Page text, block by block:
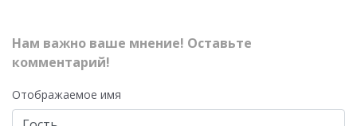
Нам важно ваше мнение! Оставьте
комментарий!
Отображаемое имя